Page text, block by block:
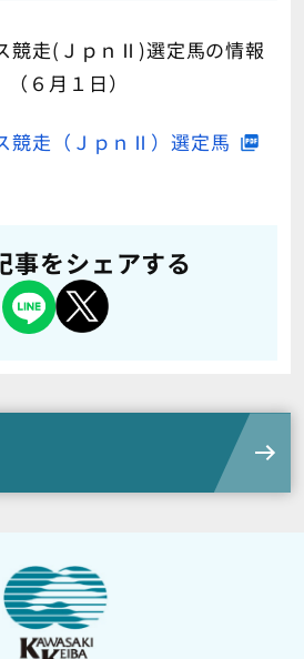
競走(ＪｐｎⅡ)選定馬の情報
６月１日）
競走（ＪｐｎⅡ）選定馬
事をシェアする